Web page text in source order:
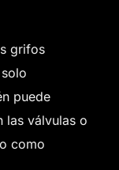
grifos
puede
las válvulas o
como